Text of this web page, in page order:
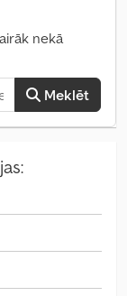
nekā
Meklēt